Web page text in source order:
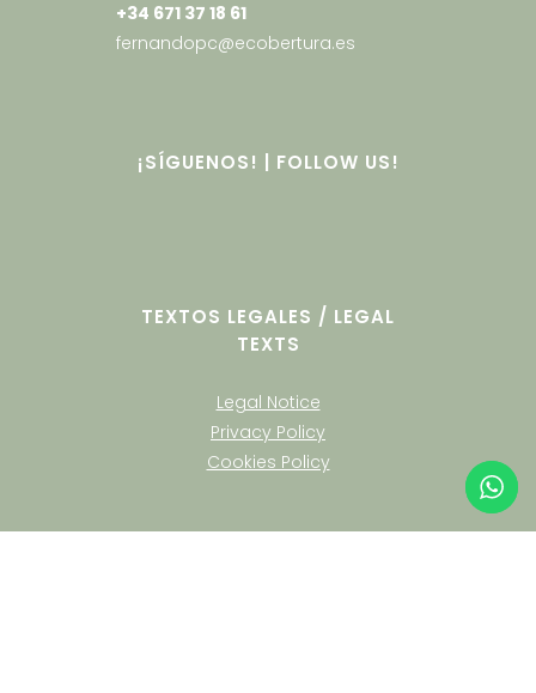
+34 671 37 18 61
fernandopc@ecobertura.es
¡SÍGUENOS! | FOLLOW US!
TEXTOS LEGALES / LEGAL
TEXTS
Legal Notice
Privacy Policy
Cookies Policy